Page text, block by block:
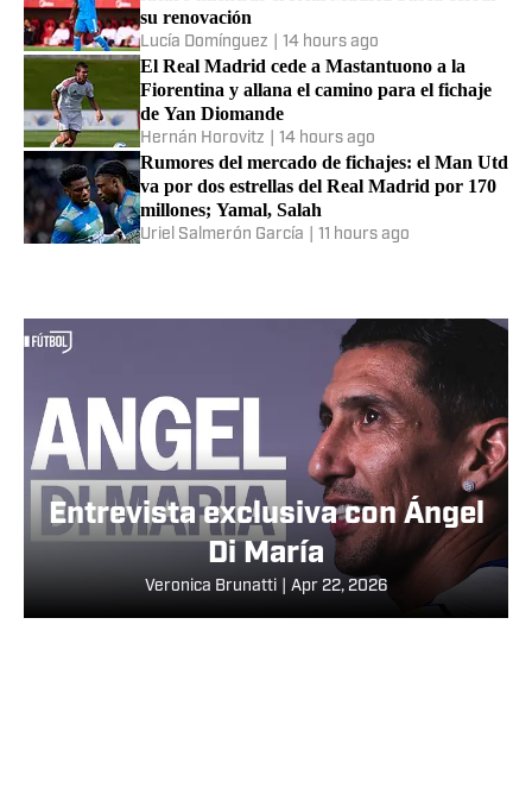
su renovación
Lucía Domínguez 14 hours ago
El Real Madrid cede a Mastantuono a la
Fiorentina y allana el camino para el fichaje
de Yan Diomande
Hernán Horovitz 14 hours ago
Rumores del mercado de fichajes: el Man Utd
va por dos estrellas del Real Madrid por 170
millones; Yamal, Salah
Uriel Salmerón García 11 hours ago
Entrevista exclusiva con Ángel
Di María
Veronica Brunatti Apr 22, 2026